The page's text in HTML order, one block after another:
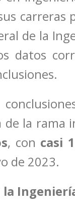
carreras
de la
datos
de la rama
, con casi
de 2023.
la